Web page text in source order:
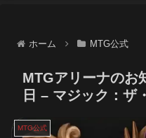
ホーム MTG公式
MTGアリーナのお
日 – マジック：ザ
MTG公式